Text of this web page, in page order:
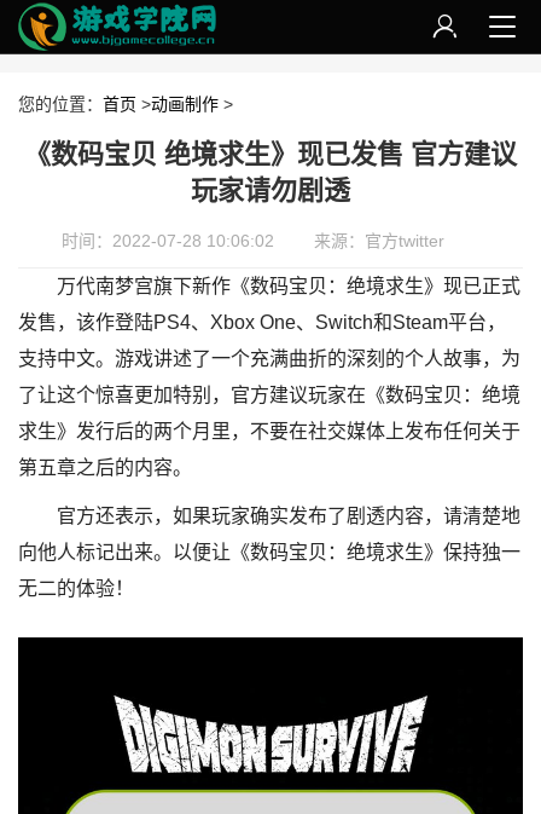
您的位置： 首页 >动画制作 >
《数码宝贝 绝境求生》现已发售 官方建议
玩家请勿剧透
时间：2022-07-28 10:06:02 来源：官方twitter
万代南梦宫旗下新作《数码宝贝：绝境求生》现已正式
发售，该作登陆PS4、Xbox One、Switch和Steam平台，
支持中文。游戏讲述了一个充满曲折的深刻的个人故事，为
了让这个惊喜更加特别，官方建议玩家在《数码宝贝：绝境
求生》发行后的两个月里，不要在社交媒体上发布任何关于
第五章之后的内容。
官方还表示，如果玩家确实发布了剧透内容，请清楚地
向他人标记出来。以便让《数码宝贝：绝境求生》保持独一
无二的体验！